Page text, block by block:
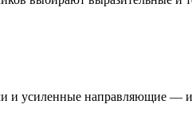
и усиленные направляющие —